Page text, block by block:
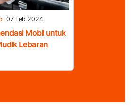
07 Feb 2024
Mobil untuk
Lebaran